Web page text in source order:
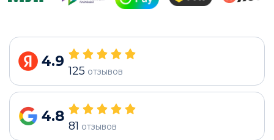
4.9
125 отзывов
4.8
81 отзывов